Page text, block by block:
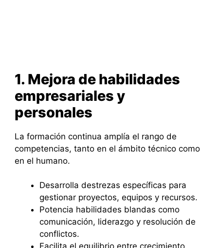
1. Mejora de habilidades
empresariales y
personales
La formación continua amplía el rango de
competencias, tanto en el ámbito técnico como
en el humano.
Desarrolla destrezas específicas para
gestionar proyectos, equipos y recursos.
Potencia habilidades blandas como
comunicación, liderazgo y resolución de
conflictos.